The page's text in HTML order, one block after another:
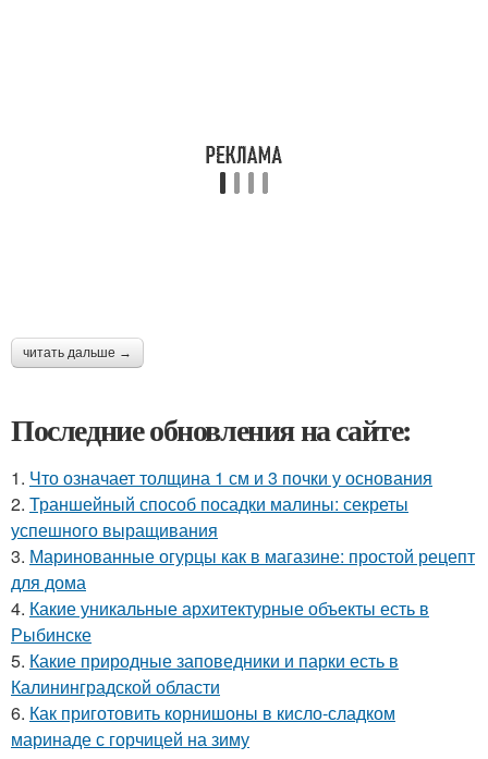
читать дальше →
Последние обновления на сайте:
1. Что означает толщина 1 см и 3 почки у основания
2. Траншейный способ посадки малины: секреты
успешного выращивания
3. Маринованные огурцы как в магазине: простой рецепт
для дома
4. Какие уникальные архитектурные объекты есть в
Рыбинске
5. Какие природные заповедники и парки есть в
Калининградской области
6. Как приготовить корнишоны в кисло-сладком
маринаде с горчицей на зиму